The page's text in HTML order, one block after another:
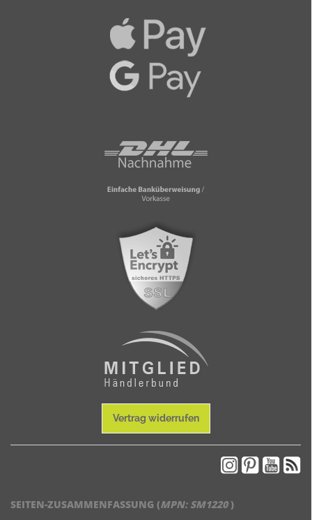
Vertrag widerrufen
SEITEN-ZUSAMMENFASSUNG (MPN: SM1220)